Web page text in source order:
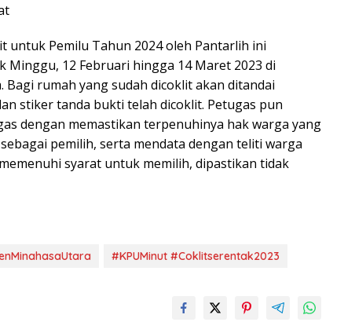
untuk Pemilu Tahun 2024 oleh Pantarlih ini
Minggu, 12 Februari hingga 14 Maret 2023 di
Bagi rumah yang sudah dicoklit akan ditandai
stiker tanda bukti telah dicoklit. Petugas pun
dengan memastikan terpenuhinya hak warga yang
pemilih, serta mendata dengan teliti warga
syarat untuk memilih, dipastikan tidak
#KPUMinut #Coklitserentak2023